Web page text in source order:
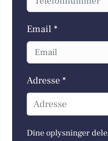
Email *
Adresse *
Adresse
Dine oplysninger